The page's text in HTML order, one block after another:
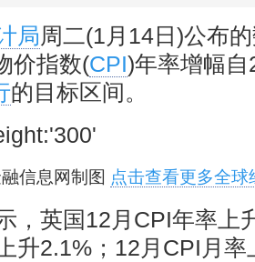
局周二(1月14日)公布
价指数(CPI)年率增幅
的目标区间。
信息网制图 点击查看更多全球
，英国12月CPI年率上
升2.1%；12月CPI月率